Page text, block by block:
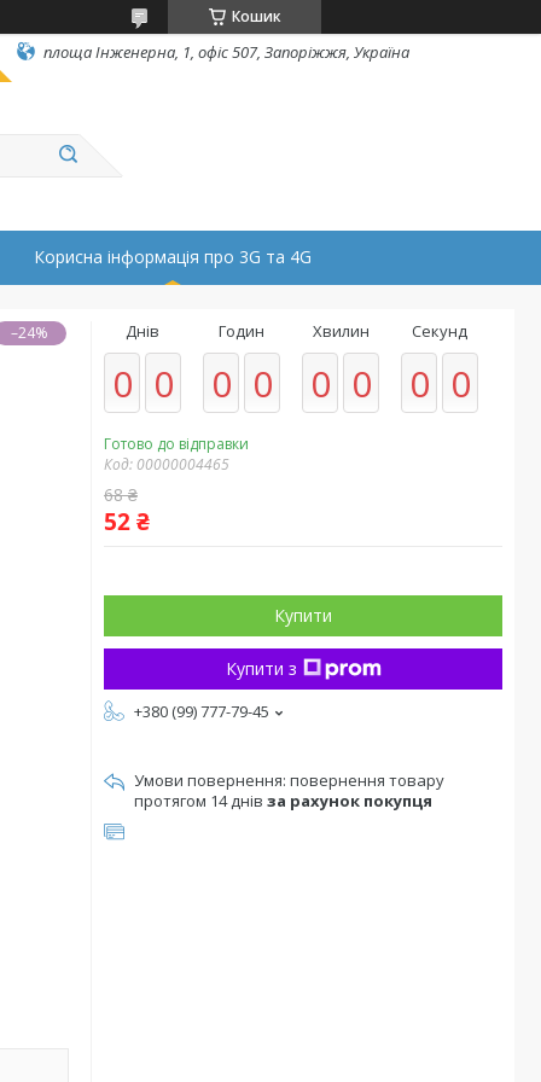
Кошик
площа Інженерна, 1, офіс 507, Запоріжжя, Україна
Корисна інформація про 3G та 4G
–24% Днів
0 0
Годин
0 0
Хвилин
0 0
Секунд
0 0
Готово до відправки
Код: 00000004465
68 ₴
52 ₴
Купити
Купити з
+380 (99) 777-79-45
повернення товару
протягом 14 днів за рахунок покупця